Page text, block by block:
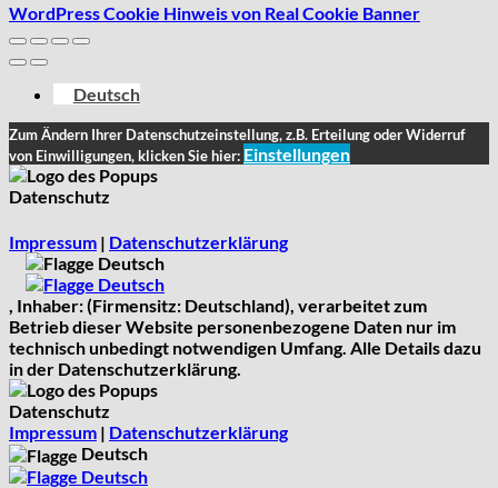
WordPress Cookie Hinweis von Real Cookie Banner
Deutsch
Zum Ändern Ihrer Datenschutzeinstellung, z.B. Erteilung oder Widerruf
von Einwilligungen, klicken Sie hier: Einstellungen
Datenschutz
Impressum | Datenschutzerklärung
Deutsch
Deutsch
, Inhaber: (Firmensitz: Deutschland), verarbeitet zum
Betrieb dieser Website personenbezogene Daten nur im
technisch unbedingt notwendigen Umfang. Alle Details dazu
in der Datenschutzerklärung.
Datenschutz
Impressum | Datenschutzerklärung
Deutsch
Deutsch